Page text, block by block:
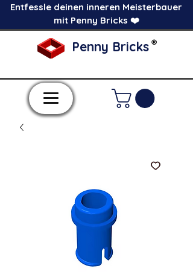
Entfessle deinen inneren Meisterbauer
mit Penny Bricks ❤️
Penny Bricks ®